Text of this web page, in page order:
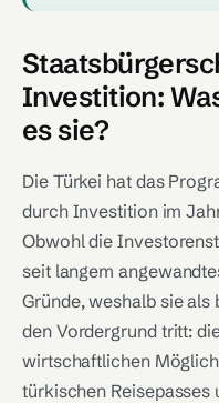
Investition:
es sie?
Die Türkei hat das
durch Investition im
Obwohl die
seit langem
Gründe, weshalb sie
den Vordergrund tritt:
wirtschaftlichen
türkischen